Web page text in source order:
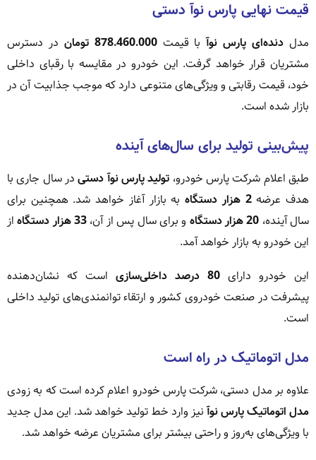
قیمت نهایی پارس نوآ دستی
مدل دنده‌ای پارس نوآبا قیمت878.460.000 تومان
در دسترس
مشتریان قرار خواهد گرفت. این خودرو در مقایسه با رقبای داخلی
خود، قیمت رقابتی و ویژگی‌های متنوعی دارد که موجب جذابیت آن در
بازار شده است.
پیش‌بینی تولید برای سال‌های آینده
طبق اعلام شرکت پارس خودرو، تولید پارس نوآ دستیدر سال جاری با
هدف عرضه2 هزار دستگاه
به بازار آغاز خواهد شد. همچنین برای
سال آینده، 20 هزار دستگاه و برای سال پس از آن، 33 هزار دستگاه
از
این خودرو به بازار خواهد آمد.
این خودرو دارای 80 درصد داخلی‌سازی
است که نشان‌دهنده
پیشرفت در صنعت خودروی کشور و ارتقاء توانمندی‌های تولید داخلی
است.
مدل اتوماتیک در راه است
علاوه بر مدل دستی، شرکت پارس خودرو اعلام کرده است که به زودی
مدل اتوماتیک پارس نوآنیز وارد خط تولید خواهد شد. این مدل جدید
با ویژگی‌های به‌روز و راحتی بیشتر برای مشتریان عرضه خواهد شد.